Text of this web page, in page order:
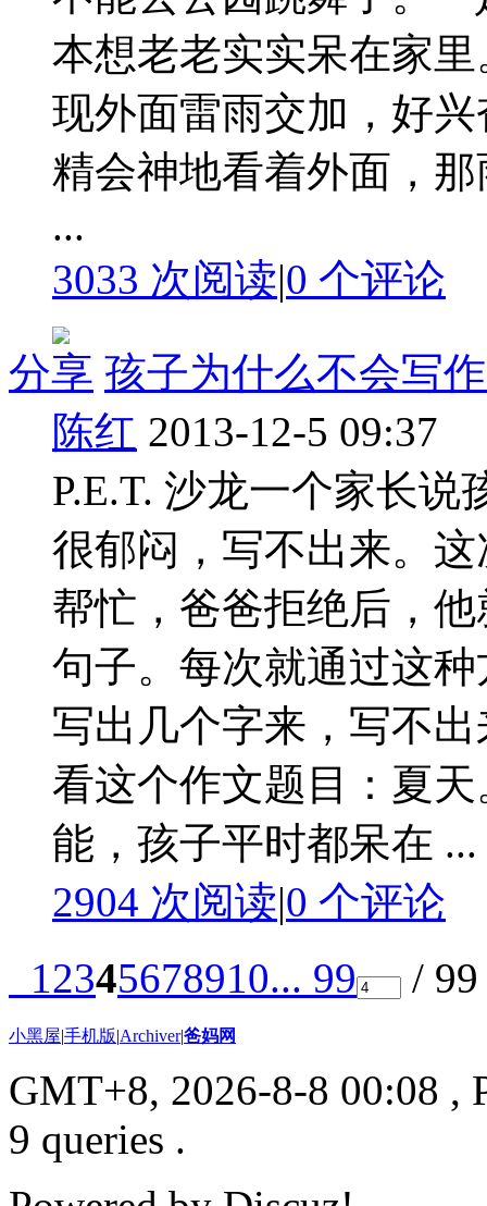
本想老老实实呆在家
现外面雷雨交加，好
精会神地看着外面，
...
3033 次阅读|0 个评论
分享 孩子为什么不会写
陈红 2013-12-5 09:37
P.E.T. 沙龙一个家长
很郁闷，写不出来。
帮忙，爸爸拒绝后，
句子。每次就通过这
写出几个字来，写不
看这个作文题目：夏
能，孩子平时都呆在 ...
2904 次阅读|0 个评论
12345678910... 99 /
小黑屋|手机版|Archiver|爸妈网
GMT+8, 2026-8-8 00:08 ,
9 queries .